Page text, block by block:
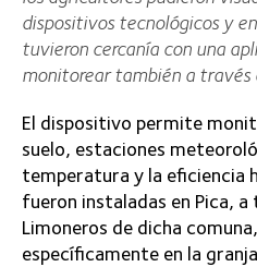
dispositivos tecnológicos y
tuvieron cercanía con una
monitorear también a través
El dispositivo permite
suelo, estaciones
temperatura y la eficiencia
fueron instaladas en Pica,
Limoneros de dicha
específicamente en la